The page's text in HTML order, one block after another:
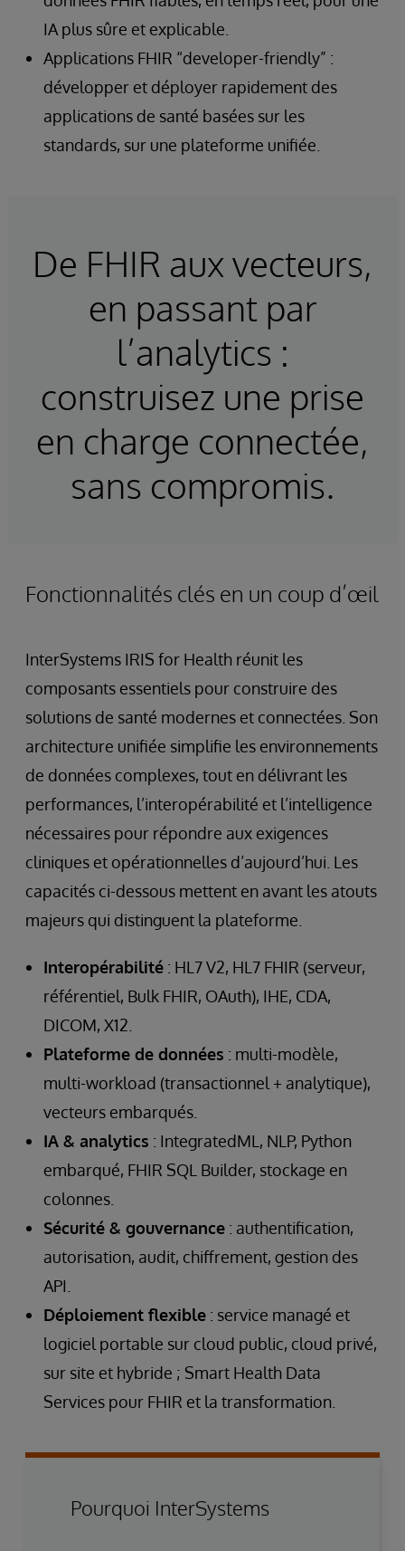
IA plus sûre et explicable.
Applications FHIR “developer-friendly” :
développer et déployer rapidement des
applications de santé basées sur les
standards, sur une plateforme unifiée.
De FHIR aux vecteurs,
en passant par
l’analytics :
construisez une prise
en charge connectée,
sans compromis.
Fonctionnalités clés en un coup d’œil
InterSystems IRIS for Health réunit les
composants essentiels pour construire des
solutions de santé modernes et connectées. Son
architecture unifiée simplifie les environnements
de données complexes, tout en délivrant les
performances, l’interopérabilité et l’intelligence
nécessaires pour répondre aux exigences
cliniques et opérationnelles d’aujourd’hui. Les
capacités ci-dessous mettent en avant les atouts
majeurs qui distinguent la plateforme.
Interopérabilité : HL7 V2, HL7 FHIR (serveur,
référentiel, Bulk FHIR, OAuth), IHE, CDA,
DICOM, X12.
Plateforme de données : multi-modèle,
multi-workload (transactionnel + analytique),
vecteurs embarqués.
IA & analytics : IntegratedML, NLP, Python
embarqué, FHIR SQL Builder, stockage en
colonnes.
Sécurité & gouvernance : authentification,
autorisation, audit, chiffrement, gestion des
API.
Déploiement flexible : service managé et
logiciel portable sur cloud public, cloud privé,
sur site et hybride ; Smart Health Data
Services pour FHIR et la transformation.
Pourquoi InterSystems